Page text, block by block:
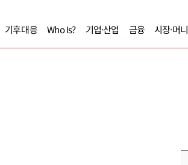
기후대응 Who Is? 기업·산업 금융 시장·머니